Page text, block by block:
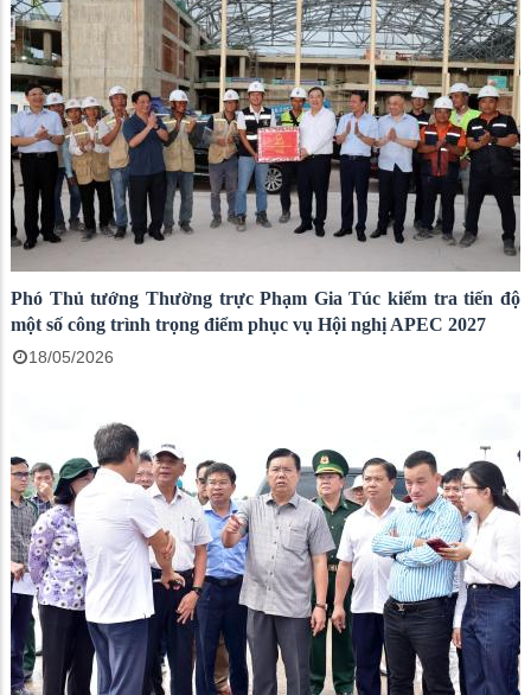
Phó Thủ tướng Thường trực Phạm Gia Túc kiểm tra tiến độ
một số công trình trọng điểm phục vụ Hội nghị APEC 2027
18/05/2026